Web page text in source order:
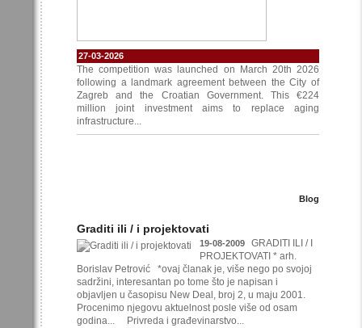
27-03-2026
The competition was launched on March 20th 2026
following a landmark agreement between the City of
Zagreb and the Croatian Government. This €224
million joint investment aims to replace aging
infrastructure...
Blog
Graditi ili / i projektovati
19-08-2009
GRADITI ILI / I
PROJEKTOVATI * arh.
Borislav Petrović *ovaj članak je, više nego po svojoj
sadržini, interesantan po tome što je napisan i
objavljen u časopisu New Deal, broj 2, u maju 2001.
Procenimo njegovu aktuelnost posle više od osam
godina... Privreda i građevinarstvo...